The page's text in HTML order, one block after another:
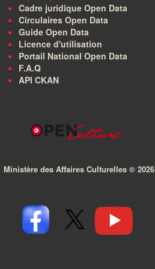
Cadre juridique Open Data
Circulaires Open Data
Guide Open Data
Licence d'utilisation
Portail National Open Data
F.A.Q
API CKAN
Ministère des Affaires Culturelles © 2026